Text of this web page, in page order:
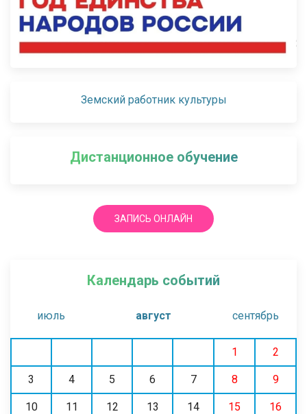
Земский работник культуры
Дистанционное обучение
ЗАПИСЬ ОНЛАЙН
Календарь событий
июль август сентябрь
1 2
3 4 5 6 7 8 9
10 11 12 13 14 15 16